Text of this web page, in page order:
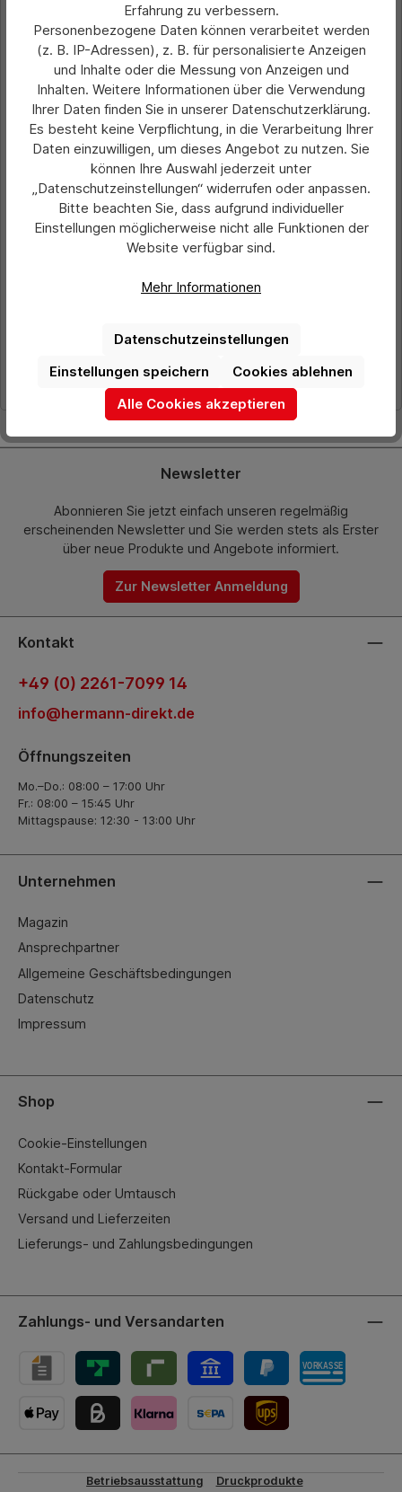
Durchschnittliche Bewertung von 0 von 5 Sternen
Aufkleber VBA-Mitgliedsbetrieb
3,80 €*
Newsletter
Abonnieren Sie jetzt einfach unseren regelmäßig
erscheinenden Newsletter und Sie werden stets als Erster
über neue Produkte und Angebote informiert.
Zur Newsletter Anmeldung
Kontakt
+49 (0) 2261-7099 14
info@hermann-direkt.de
Öffnungszeiten
Mo.–Do.: 08:00 – 17:00 Uhr
Fr.: 08:00 – 15:45 Uhr
Mittagspause: 12:30 - 13:00 Uhr
Unternehmen
Magazin
Ansprechpartner
Allgemeine Geschäftsbedingungen
Datenschutz
Impressum
Shop
Cookie-Einstellungen
Kontakt-Formular
Rückgabe oder Umtausch
Versand und Lieferzeiten
Lieferungs- und Zahlungsbedingungen
Zahlungs- und Versandarten
Betriebsausstattung
Druckprodukte
Erfahrung zu verbessern.
Personenbezogene Daten können verarbeitet werden
(z. B. IP-Adressen), z. B. für personalisierte Anzeigen
und Inhalte oder die Messung von Anzeigen und
Inhalten. Weitere Informationen über die Verwendung
Ihrer Daten finden Sie in unserer Datenschutzerklärung.
Es besteht keine Verpflichtung, in die Verarbeitung Ihrer
Daten einzuwilligen, um dieses Angebot zu nutzen. Sie
können Ihre Auswahl jederzeit unter
„Datenschutzeinstellungen“ widerrufen oder anpassen.
Bitte beachten Sie, dass aufgrund individueller
Einstellungen möglicherweise nicht alle Funktionen der
Website verfügbar sind.
Mehr Informationen
Datenschutzeinstellungen
Cookies ablehnen
Einstellungen speichern
Alle Cookies akzeptieren